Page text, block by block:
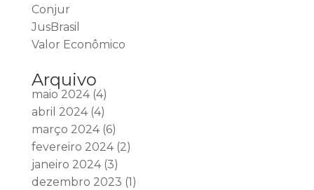
Conjur
JusBrasil
Valor Econômico
Arquivo
maio 2024(4)
abril 2024(4)
março 2024(6)
fevereiro 2024(2)
janeiro 2024(3)
dezembro 2023 (1)